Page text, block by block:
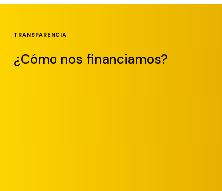
TRANSPARENCIA
¿Cómo nos financiamos?